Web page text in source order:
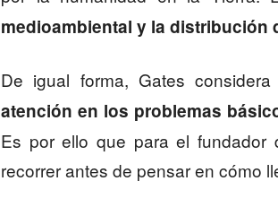
medioambiental y la distribución
De igual forma, Gates
atención en los problemas
Es por ello que para el fundador
recorrer antes de pensar en cómo